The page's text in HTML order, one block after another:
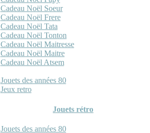
Cadeau Noël Soeur
Cadeau Noël Frere
Cadeau Noël Tata
Cadeau Noël Tonton
Cadeau Noël Maitresse
Cadeau Noël Maitre
Cadeau Noël Atsem
Jouets des années 80
Jeux retro
Jouets rétro
Jouets des années 80